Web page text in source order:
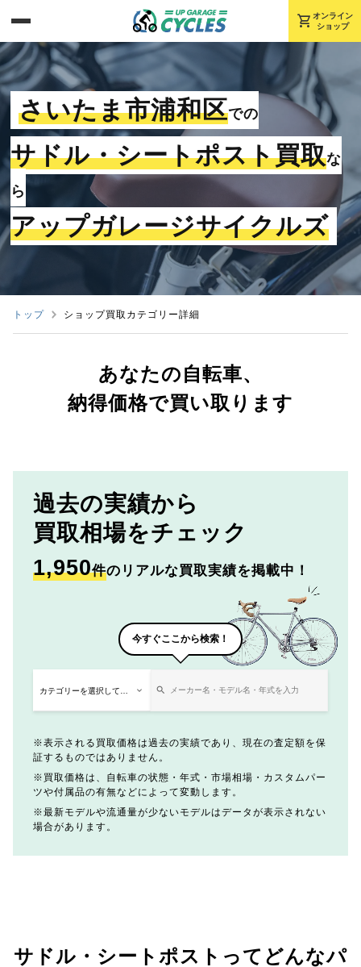
shopping_cart オンライン
ショップ
さいたま市浦和区での
サドル・シートポスト買取な
ら
アップガレージサイクルズ
トップ ショップ買取カテゴリー詳細
あなたの自転車、
納得価格で買い取ります
過去の実績から
買取相場をチェック
1,950件のリアルな買取実績を掲載中！
今すぐここから検索！
表示される買取価格は過去の実績であり、現在の査定額を保
証するものではありません。
買取価格は、自転車の状態・年式・市場相場・カスタムパー
ツや付属品の有無などによって変動します。
最新モデルや流通量が少ないモデルはデータが表示されない
場合があります。
サドル・シートポストってどんなパ